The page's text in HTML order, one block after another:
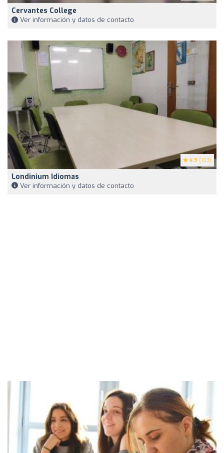
Cervantes College
Ver información y datos de contacto
4.9 (103)
Londinium Idiomas
Ver información y datos de contacto